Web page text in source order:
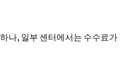
나, 일부 센터에서는 수수료가